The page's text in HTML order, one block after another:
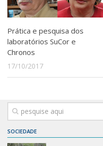
Prática e pesquisa dos
laboratórios SuCor e
Chronos
17/10/2017
SOCIEDADE